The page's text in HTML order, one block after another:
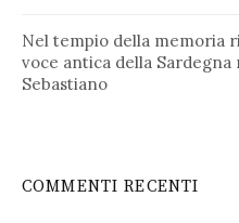
Nel tempio della memoria
voce antica della Sardegna
Sebastiano
COMMENTI RECENTI